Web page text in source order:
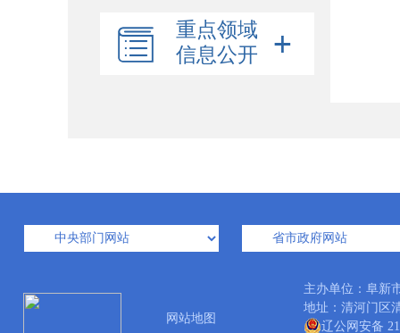
重点领域
信息公开
网站地图
主办单位：阜
地址：清河门
辽公网安备